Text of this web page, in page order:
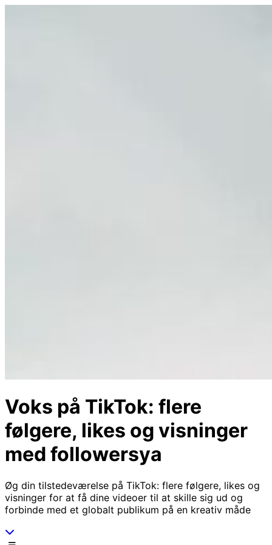
Voks på TikTok: flere
følgere, likes og visninger
med followersya
Øg din tilstedeværelse på TikTok: flere følgere, likes og
visninger for at få dine videoer til at skille sig ud og
forbinde med et globalt publikum på en kreativ måde
Scroll ned